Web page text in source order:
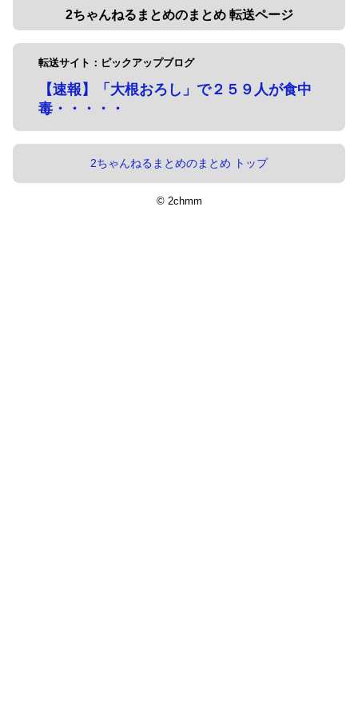
2ちゃんねるまとめのまとめ 転送ページ
転送サイト：ピックアップブログ
【速報】「大根おろし」で２５９人が食中
毒・・・・・
2ちゃんねるまとめのまとめ トップ
© 2chmm